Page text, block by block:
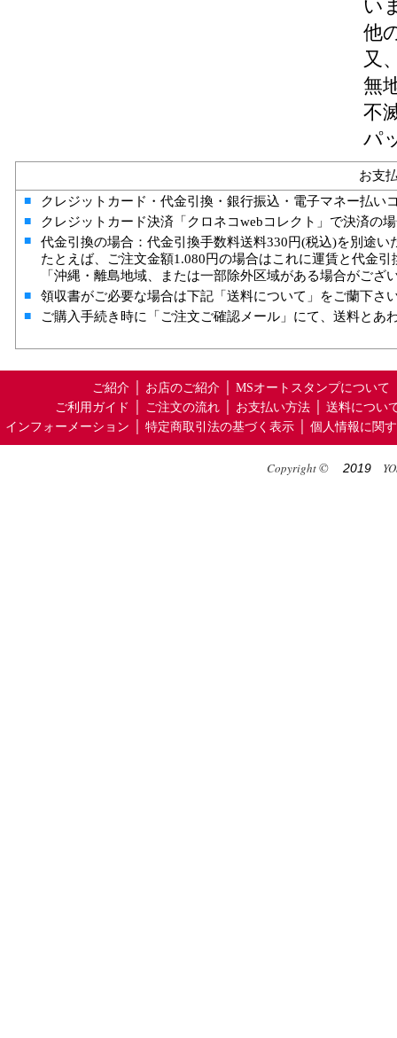
い
他
又
無
不
パ
お支
■ クレジットカード・代金引換・銀行振込・電子マネー払い
■ クレジットカード決済「クロネコwebコレクト」で決済の
■
代金引換の場合：代金引換手数料送料330円(税込)を別途い
たとえば、ご注文金額1.080円の場合はこれに運賃と代金
「沖縄・離島地域、または一部除外区域がある場合がござ
■ 領収書がご必要な場合は下記「送料について」をご蘭下さ
■ ご購入手続き時に「ご注文ご確認メール」にて、送料とあ
ご紹介 お店のご紹介 MSオートスタンプについて
ご利用ガイド
ご注文の流れ お支払い方法
送料につい
インフォーメーション
特定商取引法の基づく表示 個人情報に関
Copyright© 2019